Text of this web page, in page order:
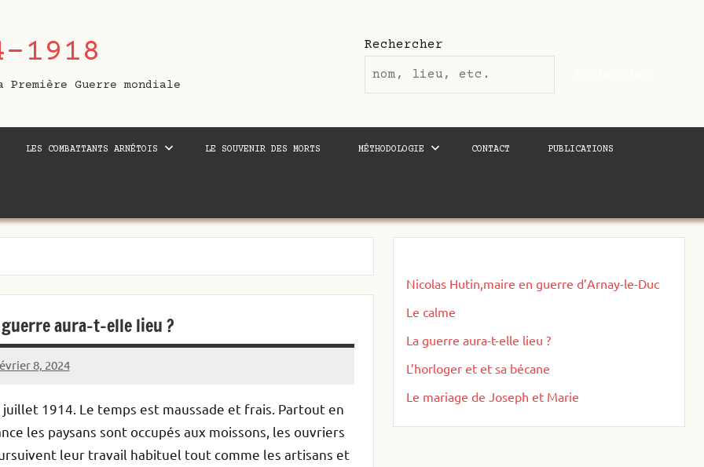
1918
Guerre mondiale
Rechercher
LES COMBATTANTS ARNÉTOIS LE SOUVENIR DES MORTS MÉTHODOLOGIE CONTACT PUBLICATIONS
guerre aura-t-elle lieu ?
8, 2024
juillet 1914. Le temps est maussade et frais. Partout en
les paysans sont occupés aux moissons, les ouvriers
leur travail habituel tout comme les artisans et
Nicolas Hutin,maire en guerre d’Arnay-le-Duc
Le calme
La guerre aura-t-elle lieu ?
L’horloger et et sa bécane
Le mariage de Joseph et Marie